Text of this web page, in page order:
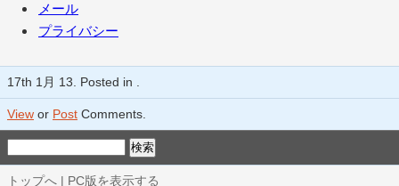
メール
プライバシー
17th 1月 13. Posted in .
View or Post Comments.
トップへ | PC版を表示する